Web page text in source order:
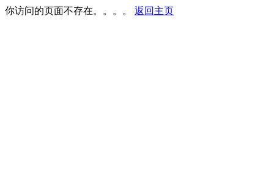
你访问的页面不存在。。。。 返回主页